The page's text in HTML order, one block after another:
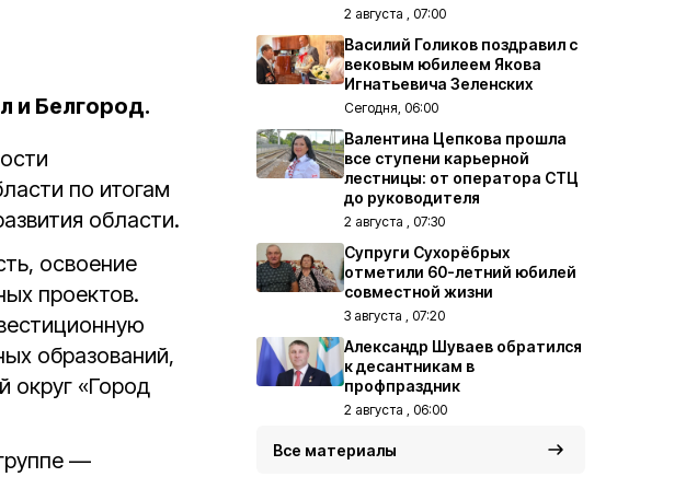
и Белгород.
по итогам
области.
освоение
проектов.
образований,
округ «Город
—
2 августа , 07:00
Василий Голиков поздравил с
вековым юбилеем Якова
Игнатьевича Зеленских
Сегодня, 06:00
Валентина Цепкова прошла
все ступени карьерной
лестницы: от оператора СТЦ
до руководителя
2 августа , 07:30
Супруги Сухорёбрых
отметили 60-летний юбилей
совместной жизни
3 августа , 07:20
Александр Шуваев обратился
к десантникам в
профпраздник
2 августа , 06:00
Все материалы